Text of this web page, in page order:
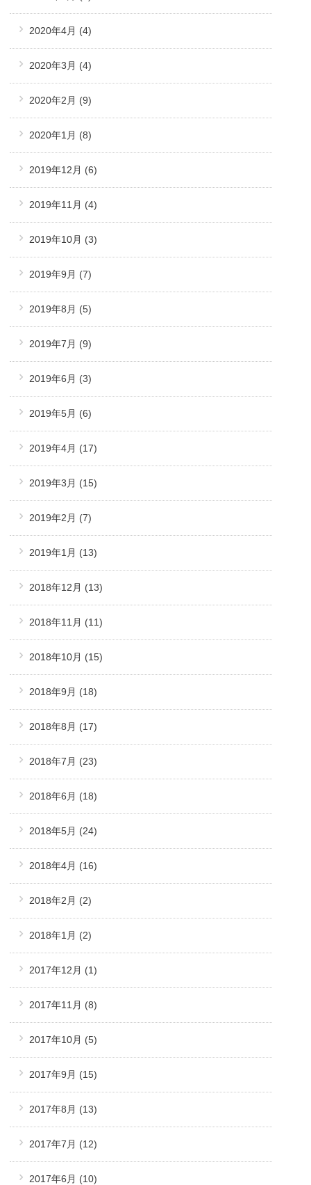
2020年4月 (4)
2020年3月 (4)
2020年2月 (9)
2020年1月 (8)
2019年12月 (6)
2019年11月 (4)
2019年10月 (3)
2019年9月 (7)
2019年8月 (5)
2019年7月 (9)
2019年6月 (3)
2019年5月 (6)
2019年4月 (17)
2019年3月 (15)
2019年2月 (7)
2019年1月 (13)
2018年12月 (13)
2018年11月 (11)
2018年10月 (15)
2018年9月 (18)
2018年8月 (17)
2018年7月 (23)
2018年6月 (18)
2018年5月 (24)
2018年4月 (16)
2018年2月 (2)
2018年1月 (2)
2017年12月 (1)
2017年11月 (8)
2017年10月 (5)
2017年9月 (15)
2017年8月 (13)
2017年7月 (12)
2017年6月 (10)